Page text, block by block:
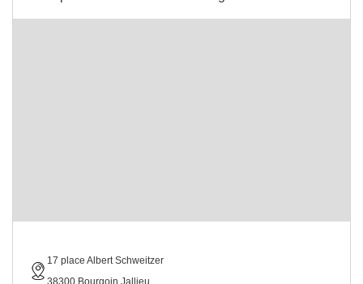
17 place Albert Schweitzer
38300 Bourgoin Jallieu